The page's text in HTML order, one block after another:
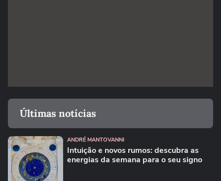
Últimas notícias
ANDRÉ MANTOVANNI
Intuição e novos rumos: descubra as
energias da semana para o seu signo